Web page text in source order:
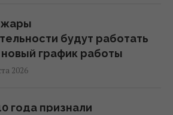
жары
будут работать
график работы
2026
года признали